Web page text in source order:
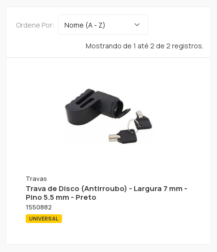
Ordene Por:
Mostrando de 1 até 2 de 2 registros.
Travas
Trava de Disco (Antirroubo) - Largura 7 mm -
Pino 5.5 mm - Preto
1550882
UNIVERSAL